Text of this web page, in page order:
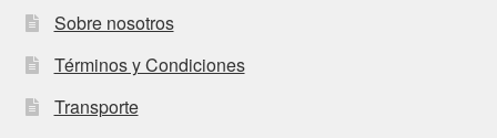
Sobre nosotros
Términos y Condiciones
Transporte